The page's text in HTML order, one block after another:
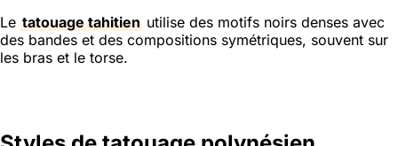
Le tatouage tahitien utilise des motifs noirs denses avec
des bandes et des compositions symétriques, souvent sur
les bras et le torse.